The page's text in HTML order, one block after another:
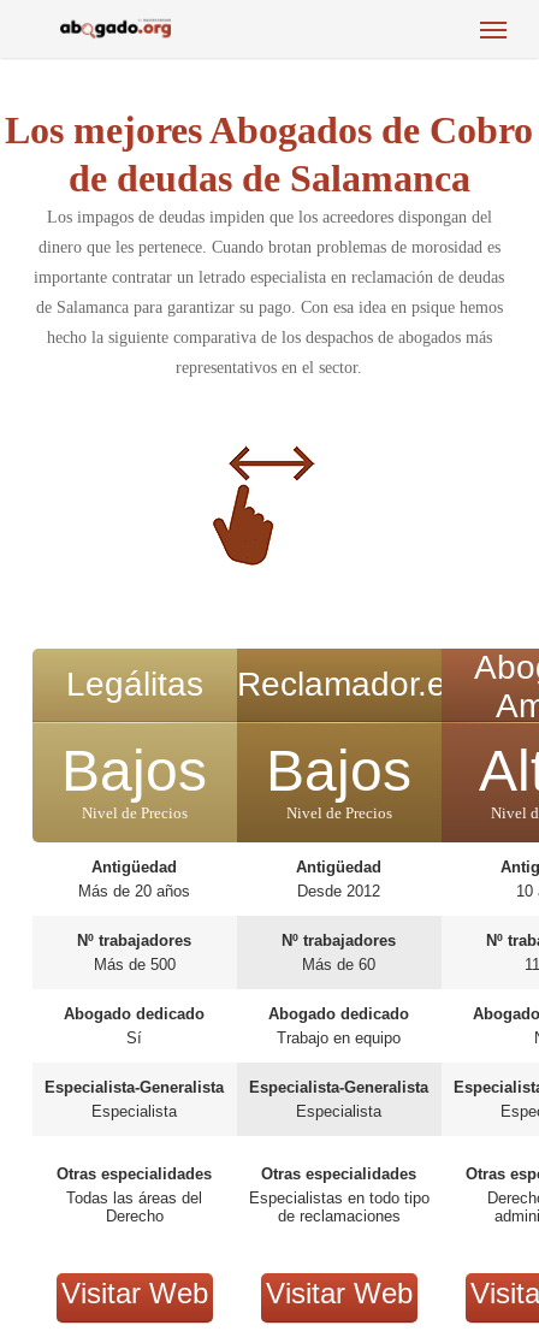
Menu
Los mejores Abogados de Cobro
de deudas de Salamanca
Los impagos de deudas impiden que los acreedores dispongan del
dinero que les pertenece. Cuando brotan problemas de morosidad es
importante contratar un letrado especialista en reclamación de deudas
de Salamanca para garantizar su pago. Con esa idea en psique hemos
hecho la siguiente comparativa de los despachos de abogados más
representativos en el sector.
Legálitas
Bajos
Nivel de Precios
Antigüedad
Más de 20 años
Nº trabajadores
Más de 500
Abogado dedicado
Sí
Especialista-Generalista
Especialista
Otras especialidades
Todas las áreas del
Derecho
Visitar Web
Reclamador.es
Bajos
Nivel de Precios
Antigüedad
Desde 2012
Nº trabajadores
Más de 60
Abogado dedicado
Trabajo en equipo
Especialista-Generalista
Especialista
Otras especialidades
Especialistas en todo tipo
de reclamaciones
Visitar Web
Nivel
10
Nº
Otras